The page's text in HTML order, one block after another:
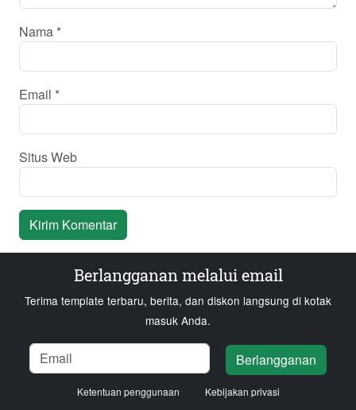
Nama *
Email *
Situs Web
Berlangganan melalui email
Terima template terbaru, berita, dan diskon langsung di kotak
masuk Anda.
Nama
Email Memuat...
Berlangganan
Ketentuan penggunaan Kebijakan privasi